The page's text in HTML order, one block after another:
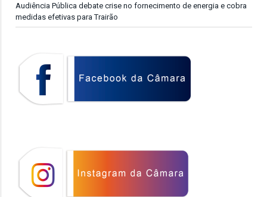
Audiência Pública debate crise no fornecimento de energia e cobra
medidas efetivas para Trairão